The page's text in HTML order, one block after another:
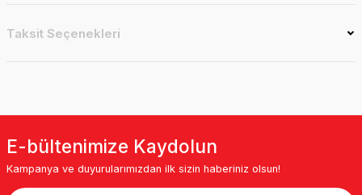
Taksit Seçenekleri
E-bültenimize Kaydolun
Kampanya ve duyurularımızdan ilk sizin haberiniz olsun!